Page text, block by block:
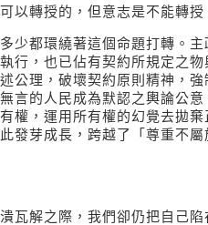
轉授的，但意志是不能轉授
都環繞著這個命題打轉。主
行，也已佔有契約所規定之物
公理，破壞契約原則精神，
言的人民成為默認之輿論公意
權，運用所有權的幻覺去拋棄
發芽成長，跨越了「尊重不屬
解之際，我們卻仍把自己陷